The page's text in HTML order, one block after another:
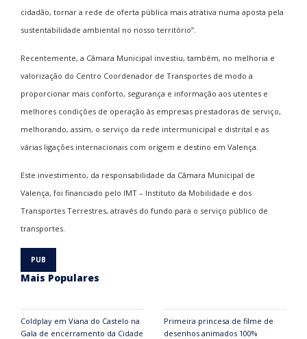
cidadão, tornar a rede de oferta pública mais atrativa numa aposta pela
sustentabilidade ambiental no nosso território”.
Recentemente, a Câmara Municipal investiu, também, no melhoria e
valorização do Centro Coordenador de Transportes de modo a
proporcionar mais conforto, segurança e informação aos utentes e
melhores condições de operação às empresas prestadoras de serviço,
melhorando, assim, o serviço da rede intermunicipal e distrital e as
várias ligações internacionais com origem e destino em Valença.
Este investimento, da responsabilidade da Câmara Municipal de
Valença, foi financiado pelo IMT – Instituto da Mobilidade e dos
Transportes Terrestres, através do fundo para o serviço público de
transportes.
Mais Populares
Coldplay em Viana do Castelo na
Gala de encerramento da Cidade
Primeira princesa de filme de
desenhos animados 100%